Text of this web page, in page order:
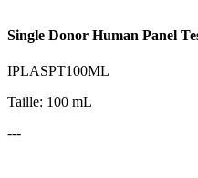
Single Donor Human Panel
IPLASPT100ML
Taille: 100 mL
---